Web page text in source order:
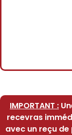
IMPORTANT :
recevras
avec un reçu